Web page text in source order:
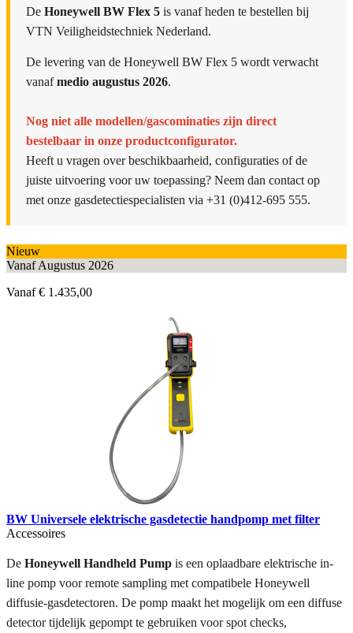
De Honeywell BW Flex 5 is vanaf heden te bestellen bij
VTN Veiligheidstechniek Nederland.
De levering van de Honeywell BW Flex 5 wordt verwacht
vanafmedio augustus 2026.
Nog niet alle modellen/gascominaties zijn direct
bestelbaar in onze productconfigurator.
Heeft u vragen over beschikbaarheid, configuraties of de
juiste uitvoering voor uw toepassing? Neem dan contact op
met onze gasdetectiespecialisten via +31 (0)412-695 555.
Nieuw
Vanaf Augustus 2026
Vanaf € 1.435,00
BW Universele elektrische gasdetectie handpomp met filter
Accessoires
De Honeywell Handheld Pump is een oplaadbare elektrische in-
line pomp voor remote sampling met compatibele Honeywell
diffusie-gasdetectoren. De pomp maakt het mogelijk om een diffuse
detector tijdelijk gepompt te gebruiken voor spot checks,